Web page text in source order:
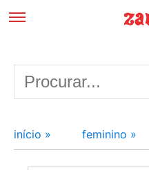
início » feminino »